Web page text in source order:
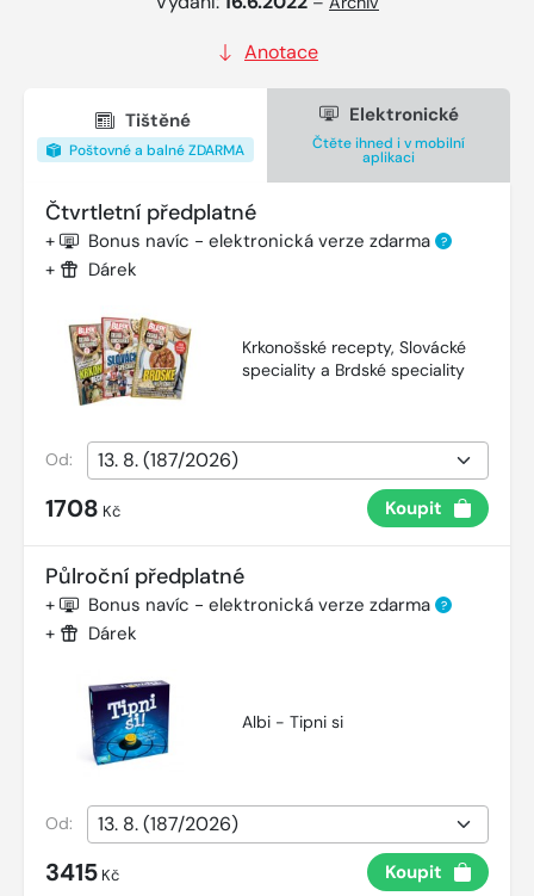
Anotace
Tištěné
Poštovné a balné ZDARMA
Elektronické
Čtěte ihned i v mobilní
aplikaci
Čtvrtletní předplatné
+ Bonus navíc - elektronická verze zdarma ?
+ Dárek
Krkonošské recepty, Slovácké
speciality a Brdské speciality
Od:
1708 Kč Koupit
Půlroční předplatné
+ Bonus navíc - elektronická verze zdarma ?
+ Dárek
Albi - Tipni si
Od:
3415 Kč Koupit